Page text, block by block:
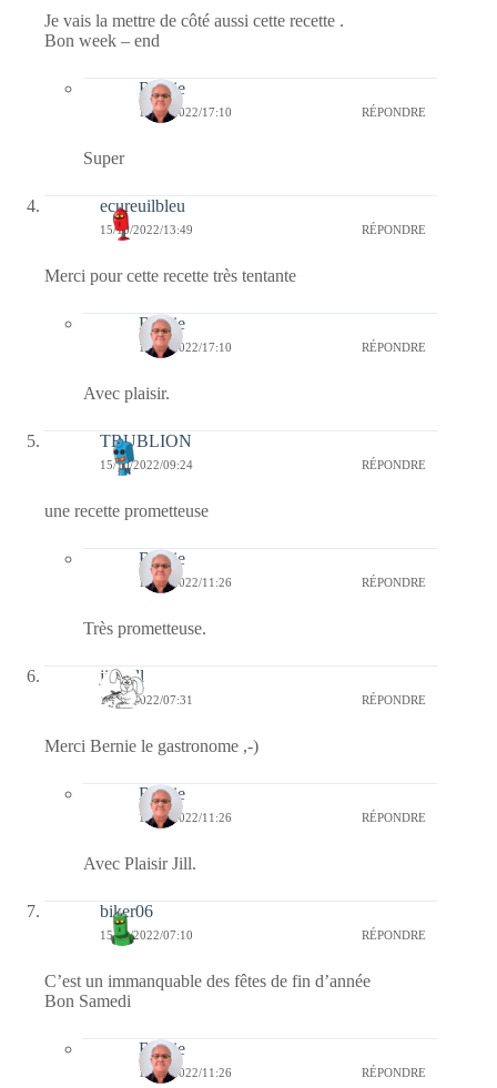
Je vais la mettre de côté aussi cette recette .
Bon week – end
Bernie
17/10/2022/17:10 RÉPONDRE
Super
ecureuilbleu
15/10/2022/13:49 RÉPONDRE
Merci pour cette recette très tentante
Bernie
17/10/2022/17:10 RÉPONDRE
Avec plaisir.
TRUBLION
15/10/2022/09:24 RÉPONDRE
une recette prometteuse
Bernie
15/10/2022/11:26 RÉPONDRE
Très prometteuse.
jill bill
15/10/2022/07:31 RÉPONDRE
Merci Bernie le gastronome ,-)
Bernie
15/10/2022/11:26 RÉPONDRE
Avec Plaisir Jill.
biker06
15/10/2022/07:10 RÉPONDRE
C’est un immanquable des fêtes de fin d’année
Bon Samedi
Bernie
15/10/2022/11:26 RÉPONDRE